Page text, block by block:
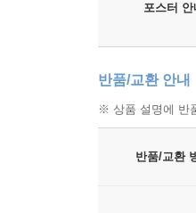
포스터 안
반품/교환 안내
※ 상품 설명에 반
반품/교환